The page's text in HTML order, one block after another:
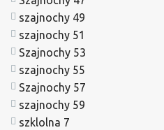
szajnochy 49
szajnochy 51
Szajnochy 53
szajnochy 55
Szajnochy 57
szajnochy 59
szklolna 7